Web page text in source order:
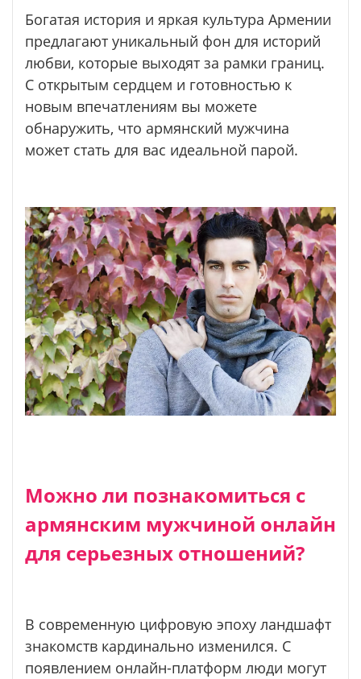
Богатая история и яркая культура Армении
предлагают уникальный фон для историй
любви, которые выходят за рамки границ.
С открытым сердцем и готовностью к
новым впечатлениям вы можете
обнаружить, что армянский мужчина
может стать для вас идеальной парой.
Можно ли познакомиться с
армянским мужчиной онлайн
для серьезных отношений?
В современную цифровую эпоху ландшафт
знакомств кардинально изменился. С
появлением онлайн-платформ люди могут